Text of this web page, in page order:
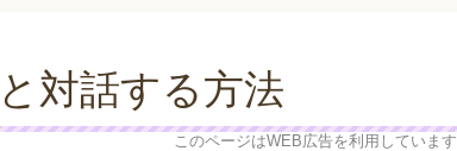
対話する方法
このページはWEB広告を利用しています